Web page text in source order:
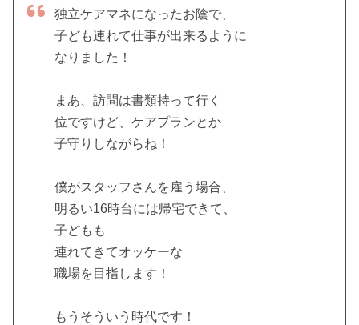
独立ケアマネになったお陰で、
子ども連れて仕事が出来るように
なりました！
まあ、訪問は書類持って行く
位ですけど、ケアプランとか
子守りしながらね！
僕がスタッフさんを雇う場合、
明るい16時台には帰宅できて、
子どもも
連れてきてオッケーな
職場を目指します！
もうそういう時代です！